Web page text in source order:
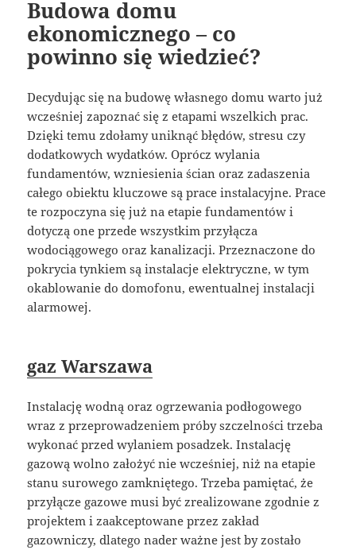
Budowa domu
ekonomicznego – co
powinno się wiedzieć?
Decydując się na budowę własnego domu warto już
wcześniej zapoznać się z etapami wszelkich prac.
Dzięki temu zdołamy uniknąć błędów, stresu czy
dodatkowych wydatków. Oprócz wylania
fundamentów, wzniesienia ścian oraz zadaszenia
całego obiektu kluczowe są prace instalacyjne. Prace
te rozpoczyna się już na etapie fundamentów i
dotyczą one przede wszystkim przyłącza
wodociągowego oraz kanalizacji. Przeznaczone do
pokrycia tynkiem są instalacje elektryczne, w tym
okablowanie do domofonu, ewentualnej instalacji
alarmowej.
gaz Warszawa
Instalację wodną oraz ogrzewania podłogowego
wraz z przeprowadzeniem próby szczelności trzeba
wykonać przed wylaniem posadzek. Instalację
gazową wolno założyć nie wcześniej, niż na etapie
stanu surowego zamkniętego. Trzeba pamiętać, że
przyłącze gazowe musi być zrealizowane zgodnie z
projektem i zaakceptowane przez zakład
gazowniczy, dlatego nader ważne jest by zostało